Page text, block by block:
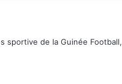
sportive de la Guinée Football,